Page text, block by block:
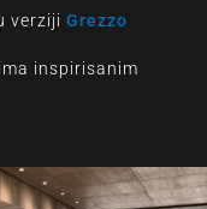
verziji Grezzo
inspirisanim